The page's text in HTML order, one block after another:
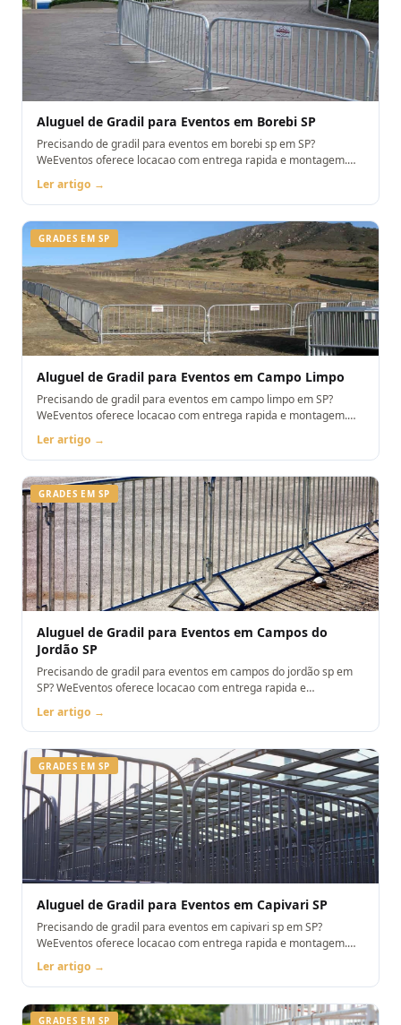
Aluguel de Gradil para Eventos em Borebi SP
Precisando de gradil para eventos em borebi sp em SP?
WeEventos oferece locacao com entrega rapida e montagem.
Orcamento pelo WhatsApp.
Ler artigo →
GRADES EM SP
Aluguel de Gradil para Eventos em Campo Limpo
Precisando de gradil para eventos em campo limpo em SP?
WeEventos oferece locacao com entrega rapida e montagem.
Orcamento pelo WhatsApp.
Ler artigo →
GRADES EM SP
Aluguel de Gradil para Eventos em Campos do
Jordão SP
Precisando de gradil para eventos em campos do jordão sp em
SP? WeEventos oferece locacao com entrega rapida e
montagem. Orcamento pelo WhatsApp.
Ler artigo →
GRADES EM SP
Aluguel de Gradil para Eventos em Capivari SP
Precisando de gradil para eventos em capivari sp em SP?
WeEventos oferece locacao com entrega rapida e montagem.
Orcamento pelo WhatsApp.
Ler artigo →
GRADES EM SP